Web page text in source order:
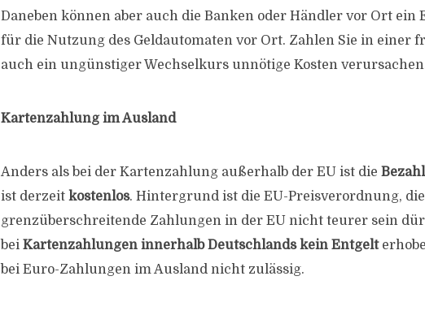
Daneben können aber auch die Banken oder Händler vor Ort ein
für die Nutzung des Geldautomaten vor Ort. Zahlen Sie in einer
auch ein ungünstiger Wechselkurs unnötige Kosten
Kartenzahlung im Ausland
Anders als bei der Kartenzahlung außerhalb der EU ist die
ist derzeit kostenlos. Hintergrund ist die EU-Preisverordnung,
grenzüberschreitende Zahlungen in der EU nicht teurer sein
bei Kartenzahlungen innerhalb Deutschlands kein Entgelt
bei Euro-Zahlungen im Ausland nicht zulässig.